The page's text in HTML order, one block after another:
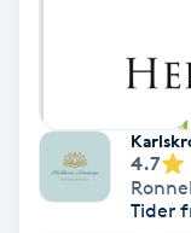
Kemisk peeling
4.7
Tider